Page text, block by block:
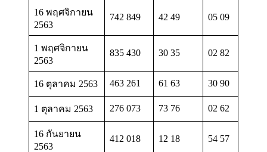
16 พฤศจิกายน
2563
742 849 42 49 05 09
1 พฤศจิกายน
2563
835 430 30 35 02 82
16 ตุลาคม 2563 463 261 61 63 30 90
1 ตุลาคม 2563 276 073 73 76 02 62
16 กันยายน
2563
412 018 12 18 54 57